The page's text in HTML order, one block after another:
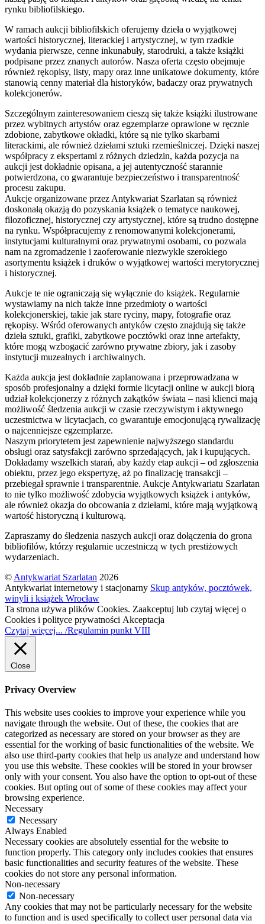
rynku bibliofilskiego.
W ramach aukcji bibliofilskich oferujemy dzieła o wyjątkowej
wartości historycznej, literackiej i artystycznej, w tym rzadkie
wydania pierwsze, cenne inkunabuły, starodruki, a także książki
podpisane przez znanych autorów. Nasza oferta często obejmuje
również rękopisy, listy, mapy oraz inne unikatowe dokumenty, które
stanowią cenny materiał dla historyków, badaczy oraz prywatnych
kolekcjonerów.
Szczególnym zainteresowaniem cieszą się także książki ilustrowane
przez wybitnych artystów oraz egzemplarze oprawione w ręcznie
zdobione, zabytkowe okładki, które są nie tylko skarbami
literackimi, ale również dziełami sztuki rzemieślniczej. Dzięki naszej
współpracy z ekspertami z różnych dziedzin, każda pozycja na
aukcji jest dokładnie opisana, a jej autentyczność starannie
potwierdzona, co gwarantuje bezpieczeństwo i transparentność
procesu zakupu.
Aukcje organizowane przez Antykwariat Szarlatan są również
doskonałą okazją do pozyskania książek o tematyce naukowej,
filozoficznej, historycznej czy artystycznej, które są trudno dostępne
na rynku. Współpracujemy z renomowanymi kolekcjonerami,
instytucjami kulturalnymi oraz prywatnymi osobami, co pozwala
nam na zgromadzenie i zaoferowanie niezwykle szerokiego
asortymentu książek i druków o wyjątkowej wartości merytorycznej
i historycznej.
Aukcje te nie ograniczają się wyłącznie do książek. Regularnie
wystawiamy na nich także inne przedmioty o wartości
kolekcjonerskiej, takie jak stare ryciny, mapy, fotografie oraz
rękopisy. Wśród oferowanych antyków często znajdują się także
dzieła sztuki, grafiki, zabytkowe pocztówki oraz inne artefakty,
które mogą wzbogacić zarówno prywatne zbiory, jak i zasoby
instytucji muzealnych i archiwalnych.
Każda aukcja jest dokładnie zaplanowana i przeprowadzana w
sposób profesjonalny a dzięki formie licytacji online w aukcji biorą
udział kolekcjonerzy z różnych zakątków świata – nasi klienci mają
możliwość śledzenia aukcji w czasie rzeczywistym i aktywnego
uczestnictwa w licytacjach, co gwarantuje emocjonującą rywalizację
o najcenniejsze egzemplarze.
Naszym priorytetem jest zapewnienie najwyższego standardu
obsługi oraz satysfakcji zarówno sprzedających, jak i kupujących.
Dokładamy wszelkich starań, aby każdy etap aukcji – od zgłoszenia
obiektu, przez jego ekspertyzę, aż po finalizację transakcji –
przebiegał sprawnie i transparentnie. Aukcje Antykwariatu Szarlatan
to nie tylko możliwość zdobycia wyjątkowych książek i antyków,
ale również okazja do obcowania z dziełami, które mają wyjątkową
wartość historyczną i kulturową.
Zapraszamy do śledzenia naszych aukcji oraz dołączenia do grona
bibliofilów, którzy regularnie uczestniczą w tych prestiżowych
wydarzeniach.
© Antykwariat Szarlatan 2026
Antykwariat internetowy i stacjonarny Skup antyków, pocztówek,
winyli i książek Wrocław
Ta strona używa plików Cookies. Zaakceptuj lub czytaj więcej o
Cookies i polityce prywatności Akceptacja
Czytaj więcej... /Regulamin punkt VIII
Close
Privacy Overview
This website uses cookies to improve your experience while you
navigate through the website. Out of these, the cookies that are
categorized as necessary are stored on your browser as they are
essential for the working of basic functionalities of the website. We
also use third-party cookies that help us analyze and understand how
you use this website. These cookies will be stored in your browser
only with your consent. You also have the option to opt-out of these
cookies. But opting out of some of these cookies may affect your
browsing experience.
Necessary
Necessary
Always Enabled
Necessary cookies are absolutely essential for the website to
function properly. This category only includes cookies that ensures
basic functionalities and security features of the website. These
cookies do not store any personal information.
Non-necessary
Non-necessary
Any cookies that may not be particularly necessary for the website
to function and is used specifically to collect user personal data via